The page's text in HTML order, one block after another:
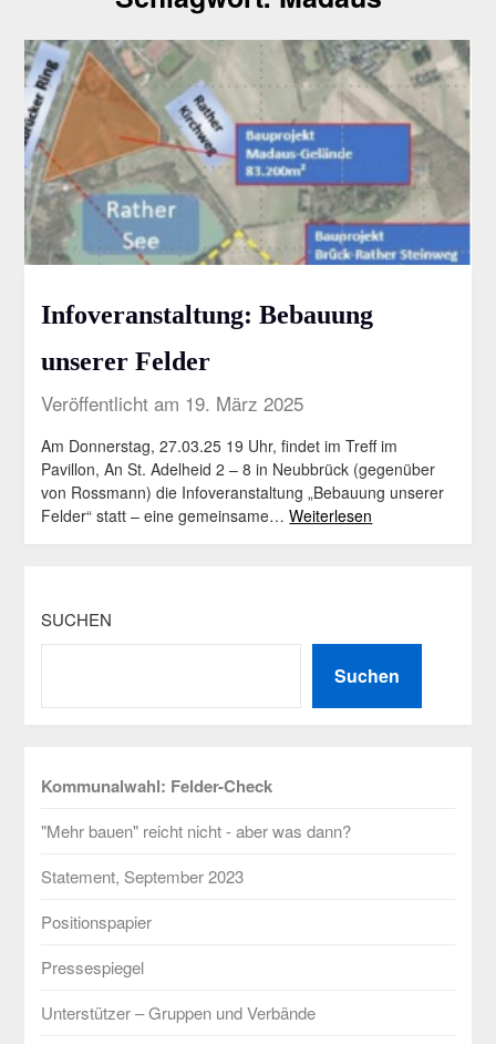
Infoveranstaltung: Bebauung
unserer Felder
Veröffentlicht am 19. März 2025
Am Donnerstag, 27.03.25 19 Uhr, findet im Treff im
Pavillon, An St. Adelheid 2 – 8 in Neubbrück (gegenüber
von Rossmann) die Infoveranstaltung „Bebauung unserer
Felder“ statt – eine gemeinsame…Weiterlesen
SUCHEN
Suchen
Kommunalwahl: Felder-Check
"Mehr bauen" reicht nicht - aber was dann?
Statement, September 2023
Positionspapier
Pressespiegel
Unterstützer – Gruppen und Verbände